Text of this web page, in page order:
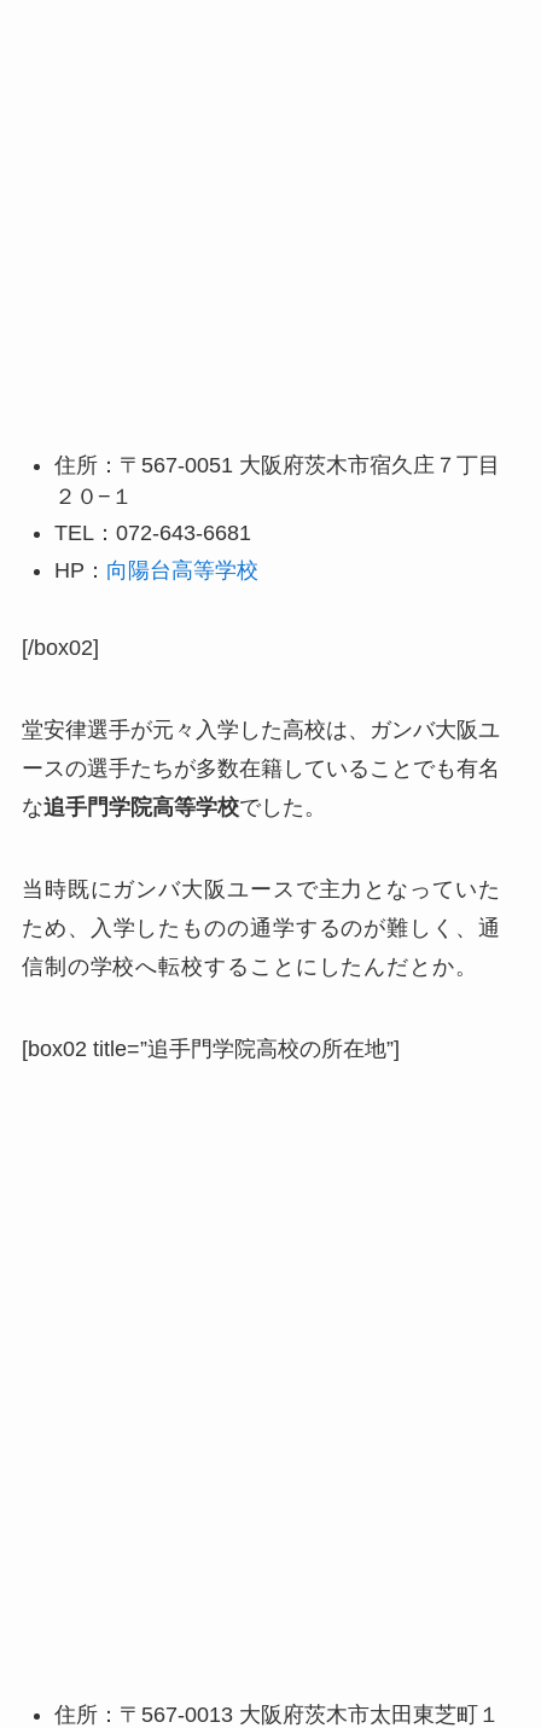
住所：〒567-0051 大阪府茨木市宿久庄７丁目
２０−１
TEL：072-643-6681
HP： 向陽台高等学校
[/box02]
堂安律選手が元々入学した高校は、ガンバ大阪ユ
ースの選手たちが多数在籍していることでも有名
な追手門学院高等学校でした。
当時既にガンバ大阪ユースで主力となっていた
ため、
入学したものの通学するのが難しく、通
信制の学校へ転校することにしたんだとか。
[box02 title=”追手門学院高校の所在地”]
住所：〒567-0013 大阪府茨木市太田東芝町１